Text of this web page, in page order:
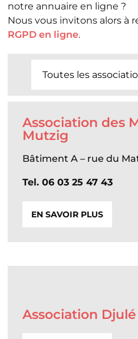
notre annuaire en ligne ?
Nous vous invitons alors à
RGPD en ligne.
Association des
Mutzig
Bâtiment A – rue du
Tel. 06 03 25 47 43
EN SAVOIR PLUS
Association